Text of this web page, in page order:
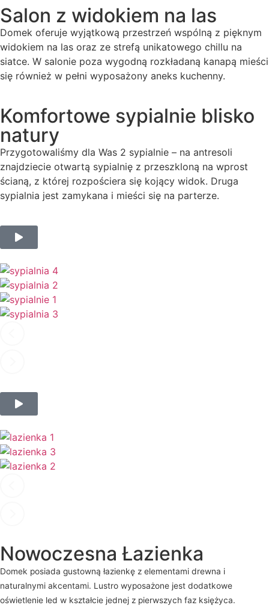
Salon z widokiem na las
Domek oferuje wyjątkową przestrzeń wspólną z pięknym
widokiem na las oraz ze strefą unikatowego chillu na
siatce. W salonie poza wygodną rozkładaną kanapą mieści
się również w pełni wyposażony aneks kuchenny.
Komfortowe sypialnie blisko
natury
Przygotowaliśmy dla Was 2 sypialnie – na antresoli
znajdziecie otwartą sypialnię z przeszkloną na wprost
ścianą, z której rozpościera się kojący widok. Druga
sypialnia jest zamykana i mieści się na parterze.
Nowoczesna Łazienka
Domek posiada gustowną łazienkę z elementami drewna i
naturalnymi akcentami. Lustro wyposażone jest dodatkowe
oświetlenie led w kształcie jednej z pierwszych faz księżyca.